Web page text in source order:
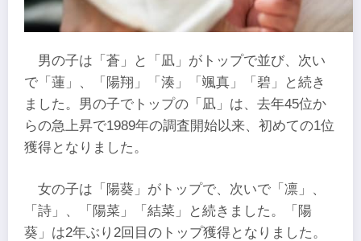
男の子は「蒼」と「凪」がトップで並び、次い
で「蓮」、「陽翔」「湊」「颯真」「碧」と続き
ました。男の子でトップの「凪」は、去年45位か
らの急上昇で1989年の調査開始以来、初めての1位
獲得となりました。
女の子は「陽葵」がトップで、次いで「凛」、
「詩」、「陽菜」「結菜」と続きました。「陽
葵」は2年ぶり2回目のトップ獲得となりました。